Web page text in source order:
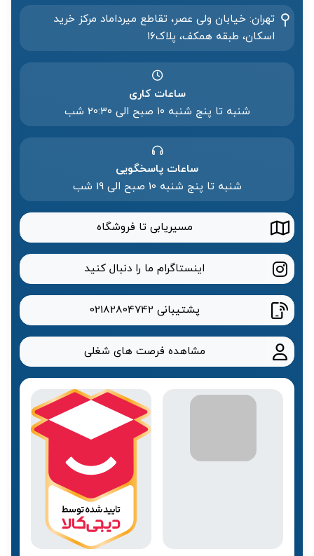
تهران: خیابان ولی عصر، تقاطع میرداماد مرکز خرید‌
اسکان، طبقه همکف، پلاک۱۶
ساعات کاری
شنبه تا پنج شنبه ۱۰ صبح الی 20:۳۰ شب
ساعات پاسخگویی
شنبه تا پنج شنبه 10 صبح الی 19 شب
مسیریابی تا فروشگاه
اینستاگرام ما را دنبال کنید
پشتیبانی 02182804742
مشاهده فرصت های شغلی